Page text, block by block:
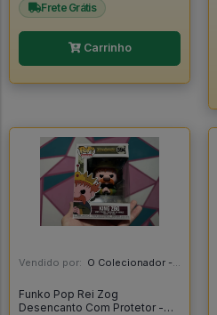
Frete Grátis
Carrinho
Vendido por: O Colecionador - SP
Funko Pop Rei Zog
Desencanto Com Protetor -